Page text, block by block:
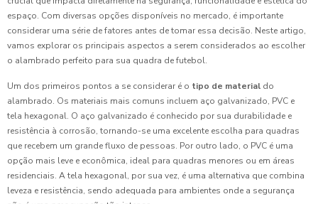
espaço. Com diversas opções disponíveis no mercado, é importante
considerar uma série de fatores antes de tomar essa decisão. Neste artigo,
vamos explorar os principais aspectos a serem considerados ao escolher
o alambrado perfeito para sua quadra de futebol.
Um dos primeiros pontos a se considerar é o tipo de material do
alambrado. Os materiais mais comuns incluem aço galvanizado, PVC e
tela hexagonal. O aço galvanizado é conhecido por sua durabilidade e
resistência à corrosão, tornando-se uma excelente escolha para quadras
que recebem um grande fluxo de pessoas. Por outro lado, o PVC é uma
opção mais leve e econômica, ideal para quadras menores ou em áreas
residenciais. A tela hexagonal, por sua vez, é uma alternativa que combina
leveza e resistência, sendo adequada para ambientes onde a segurança